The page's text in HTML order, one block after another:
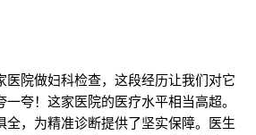
医院做妇科检查，这段经历让我们对它
夸！这家医院的医疗水平相当高超。
全，为精准诊断提供了坚实保障。医生